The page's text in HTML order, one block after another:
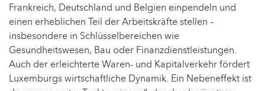
Frankreich, Deutschland und Belgien einpendeln und
einen erheblichen Teil der Arbeitskräfte stellen –
insbesondere in Schlüsselbereichen wie
Gesundheitswesen, Bau oder Finanzdienstleistungen.
Auch der erleichterte Waren- und Kapitalverkehr fördert
Luxemburgs wirtschaftliche Dynamik. Ein Nebeneffekt ist